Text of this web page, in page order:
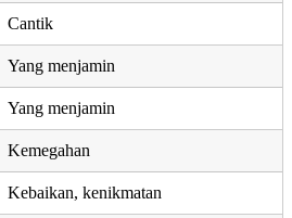
Cantik
Yang menjamin
Yang menjamin
Kemegahan
Kebaikan, kenikmatan